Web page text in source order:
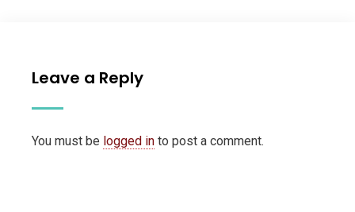
Leave a Reply
You must be logged in to post a comment.